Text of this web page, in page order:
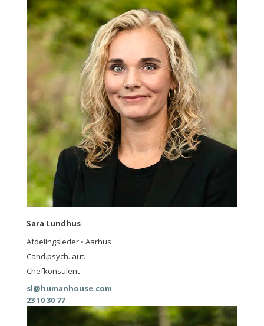
Sara Lundhus
Afdelingsleder • Aarhus
Cand.psych. aut.
Chefkonsulent
sl@humanhouse.com
23 10 30 77